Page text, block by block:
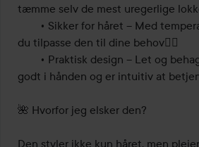
tæmme selv de mest uregerlige
du tilpasse den til dine behov🧖‍♀️
godt i hånden og er intuitiv at
🌺 Hvorfor jeg elsker den?
Den styler ikke kun håret, men